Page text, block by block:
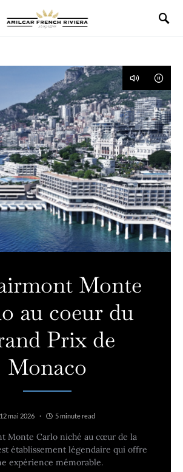
Monte
au coeur du
Prix de
Monaco
12 mai 2026 5 minute read
Monte Carlo niché au cœur de la
établissement légendaire qui offre
expérience mémorable.